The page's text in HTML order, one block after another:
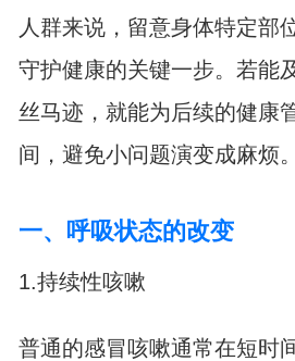
人群来说，留意身体特定部
守护健康的关键一步。若能
丝马迹，就能为后续的健康
间，避免小问题演变成麻烦。
一、呼吸状态的改变
1.持续性咳嗽
普通的感冒咳嗽通常在短时